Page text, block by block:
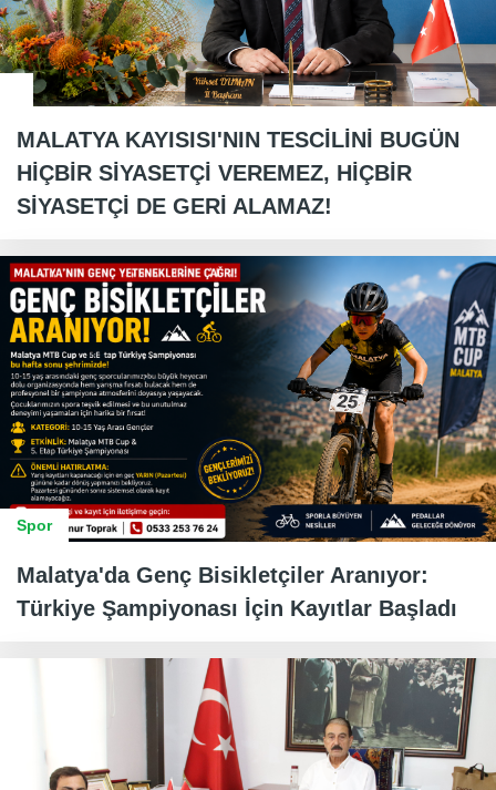
MALATYA KAYISISI'NIN TESCİLİNİ BUGÜN
HİÇBİR SİYASETÇİ VEREMEZ, HİÇBİR
SİYASETÇİ DE GERİ ALAMAZ!
Spor
Malatya'da Genç Bisikletçiler Aranıyor:
Türkiye Şampiyonası İçin Kayıtlar Başladı